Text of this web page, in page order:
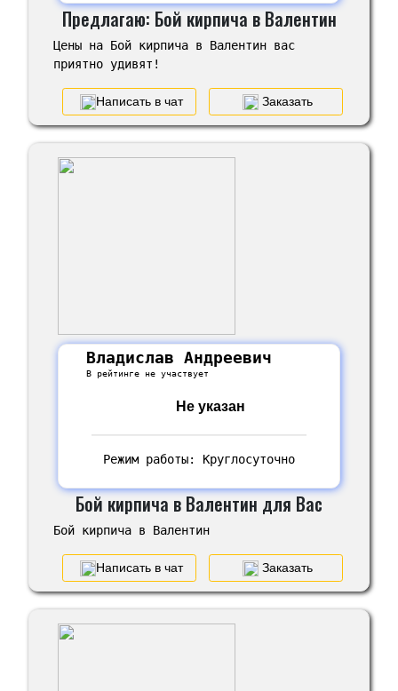
Предлагаю: Бой кирпича в Валентин
Цены на Бой кирпича в Валентин вас
приятно удивят!
Написать в чат Заказать
Владислав Андреевич
В рейтинге не участвует
Не указан
Режим работы: Круглосуточно
Бой кирпича в Валентин для Вас
Бой кирпича в Валентин
Написать в чат Заказать